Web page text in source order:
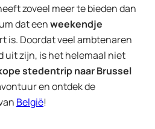
zoveel meer te bieden dan
dat eenweekendje
is. Doordat veel ambtenaren
uit zijn, is het helemaal niet
stedentrip naar Brussel
en ontdek de
België!